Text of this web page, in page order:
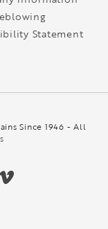
Statement
Since 1946 - All